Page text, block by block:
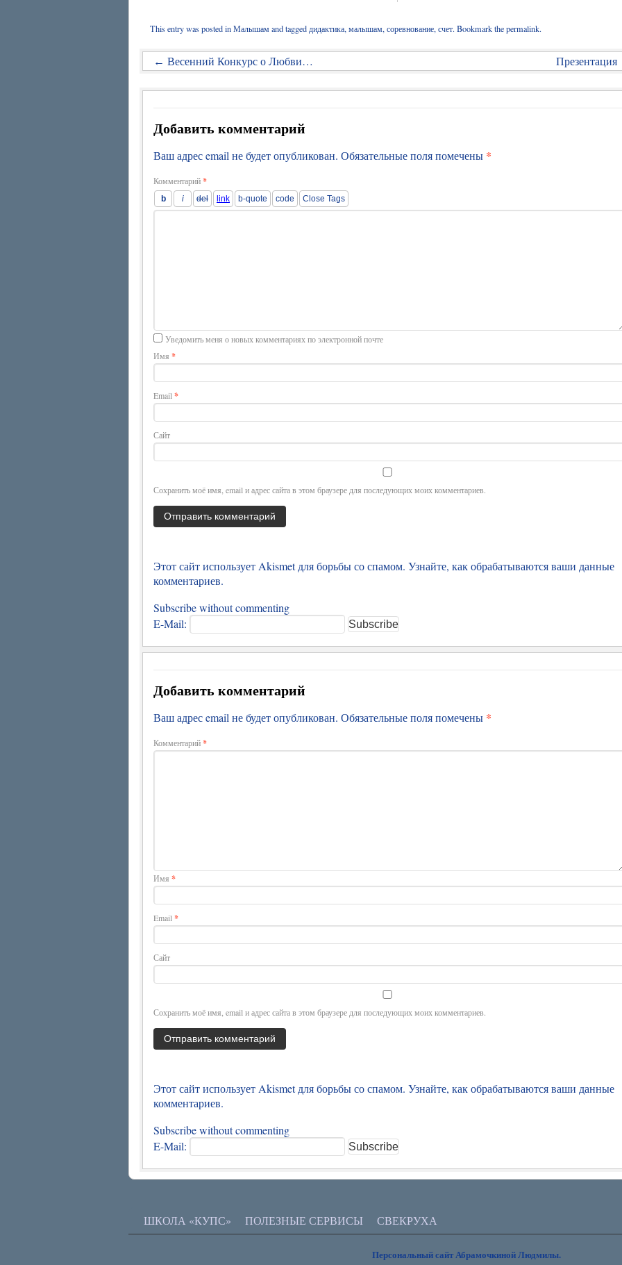
This entry was posted inМалышамand tagged дидактика, малышам, соревнование, счет. Bookmark thepermalink.
← Весенний Конкурс о Любви… Презентация
Добавить комментарий
Ваш адрес email не будет опубликован. Обязательные поля помечены *
Комментарий*
Уведомить меня о новых комментариях по электронной почте
Имя *
Email *
Сайт
Сохранить моё имя, email и адрес сайта в этом браузере для последующих моих комментариев.
Этот сайт использует Akismet для борьбы со спамом. Узнайте, как обрабатываются ваши данные
комментариев.
Subscribe without commenting
E-Mail:
Добавить комментарий
Ваш адрес email не будет опубликован. Обязательные поля помечены *
Комментарий*
Имя *
Email *
Сайт
Сохранить моё имя, email и адрес сайта в этом браузере для последующих моих комментариев.
Этот сайт использует Akismet для борьбы со спамом. Узнайте, как обрабатываются ваши данные
комментариев.
Subscribe without commenting
E-Mail:
ШКОЛА «КУПС» ПОЛЕЗНЫЕ СЕРВИСЫ СВЕКРУХА
Персональный сайт Абрамочкиной Людмилы.